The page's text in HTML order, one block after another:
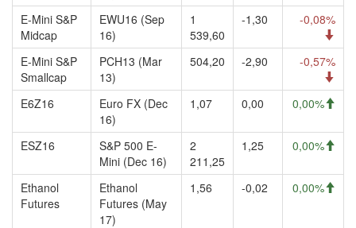
E-Mini S&P
Midcap
EWU16 (Sep
16)
1
539,60
-1,30 -0,08%
E-Mini S&P
Smallcap
PCH13 (Mar
13)
504,20 -2,90 -0,57%
E6Z16
Euro FX (Dec
16)
1,07 0,00 0,00%
ESZ16
S&P 500 E-
Mini (Dec 16)
2
211,25
1,25 0,00%
Ethanol
Futures
Ethanol
Futures (May
17)
1,56 -0,02 0,00%